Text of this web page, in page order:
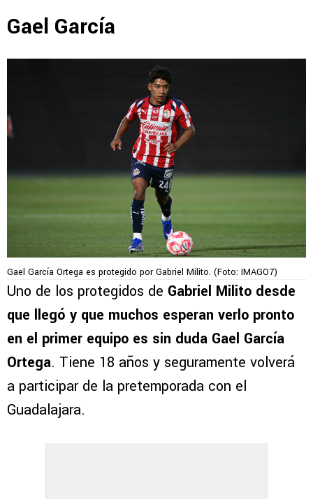
Gael García
Gael García Ortega es protegido por Gabriel Milito. (Foto: IMAGO7)
Uno de los protegidos de Gabriel Milito desde
que llegó y que muchos esperan verlo pronto
en el primer equipo es sin duda Gael García
Ortega. Tiene 18 años y seguramente volverá
a participar de la pretemporada con el
Guadalajara.